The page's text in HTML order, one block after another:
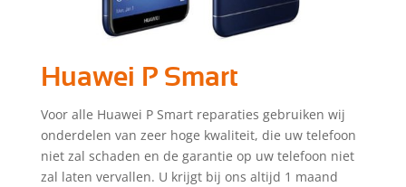
Huawei P Smart
Voor alle Huawei P Smart reparaties gebruiken wij
onderdelen van zeer hoge kwaliteit, die uw telefoon
niet zal schaden en de garantie op uw telefoon niet
zal laten vervallen. U krijgt bij ons altijd 1 maand